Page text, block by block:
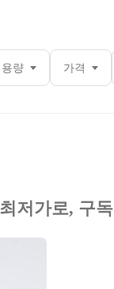
용량 가격
저가로, 구